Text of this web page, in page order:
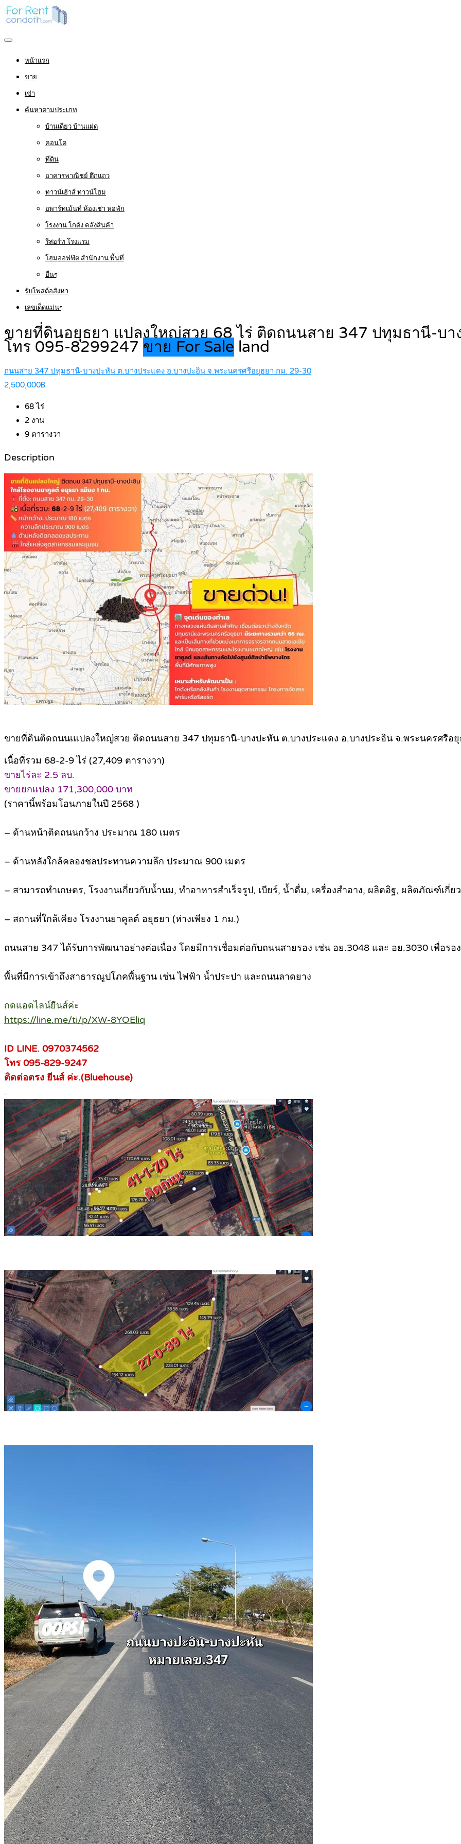
หน้าแรก
ขาย
เช่า
ค้นหาตามประเภท
บ้านเดี่ยว บ้านแฝด
คอนโด
ที่ดิน
อาคารพาณิชย์ ตึกแถว
ทาวน์เฮ้าส์ ทาวน์โฮม
อพาร์ทเม้นท์ ห้องเช่า หอพัก
โรงงาน โกดัง คลังสินค้า
รีสอร์ท โรงแรม
โฮมออฟฟิต สำนักงาน พื้นที่
อื่นๆ
รับโพสต์อสังหา
เลขเด็ดแม่นๆ
ขายที่ดินอยุธยา แปลงใหญ่สวย 68 ไร่ ติดถนนสาย 347 ปทุมธานี-บา
โทร 095-8299247 ขาย For Sale land
ถนนสาย 347 ปทุมธานี-บางปะหัน ต.บางประแดง อ.บางปะอิน จ.พระนครศรีอยุธยา กม. 29-30
2,500,000฿
68ไร่
2 งาน
9 ตารางวา
Description
ขายที่ดินติดถนนเแปลงใหญ่สวย ติดถนนสาย 347 ปทุมธานี-บางปะหัน ต.บางประแดง อ.บางประอิน จ.พระนครศรีอ
เนื้อที่รวม 68-2-9 ไร่ (27,409 ตารางวา)
ขายไร่ละ 2.5 ลบ.
ขายยกแปลง 171,300,000 บาท
(ราคานี้พร้อมโอนภายในปี 2568 )
– ด้านหน้าติดถนนกว้าง ประมาณ 180 เมตร
– ด้านหลังใกล้คลองชลประทานความลึก ประมาณ 900 เมตร
– สามารถทำเกษตร, โรงงานเกี่ยวกับน้ำนม, ทำอาหารสำเร็จรูป, เบียร์, น้ำดื่ม, เครื่องสำอาง, ผลิตอิฐ, ผลิตภัณฑ์เกี่ย
– สถานที่ใกล้เคียง โรงงานยาคูลต์ อยุธยา (ห่างเพียง 1 กม.)
ถนนสาย 347 ได้รับการพัฒนาอย่างต่อเนื่อง โดยมีการเชื่อมต่อกับถนนสายรอง เช่น อย.3048 และ อย.3030 เพื่อรอ
พื้นที่มีการเข้าถึงสาธารณูปโภคพื้นฐาน เช่น ไฟฟ้า น้ำประปา และถนนลาดยาง
กดแอดไลน์ยีนส์ค่ะ
https://line.me/ti/p/XW-8YOEliq
ID LINE. 0970374562
โทร 095-829-9247
ติดต่อตรง ยีนส์ ค่ะ.(Bluehouse)
.